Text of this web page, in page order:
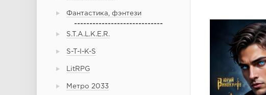
Фантастика, фэнтези
-----------------------------
S.T.A.L.K.E.R.
S-T-I-K-S
LitRPG
Метро 2033